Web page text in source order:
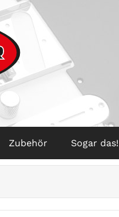
Zubehör Sogar das!